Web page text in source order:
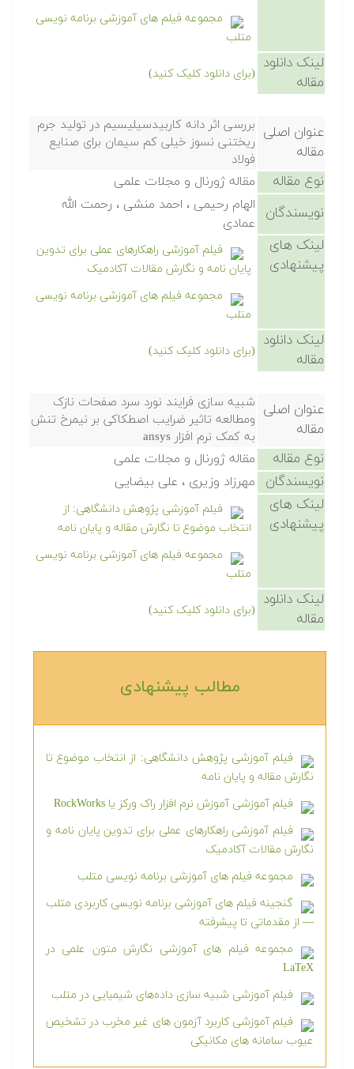
مجموعه فیلم های آموزشی برنامه نویسی
متلب
لینک دانلود
مقاله
(برای دانلود کلیک کنید)
عنوان اصلی
مقاله
بررسی اثر دانه کاربیدسیلیسیم در تولید جرم
ریختنی نسوز خیلی کم سیمان برای صنایع
فولاد
نوع مقاله مقاله ژورنال و مجلات علمی
نویسندگان
الهام رحیمی ، احمد منشی ، رحمت الله
عمادی
لینک های
پیشنهادی
فیلم آموزشی راهکارهای عملی برای تدوین
پایان نامه و نگارش مقالات آکادمیک
مجموعه فیلم های آموزشی برنامه نویسی
متلب
لینک دانلود
مقاله
(برای دانلود کلیک کنید)
عنوان اصلی
مقاله
شبیه سازی فرایند نورد سرد صفحات نازک
ومطالعه تاثیر ضرایب اصطکاکی بر نیمرخ تنش
به کمک نرم افزار ansys
نوع مقاله مقاله ژورنال و مجلات علمی
نویسندگان مهرزاد وزیری ، علی بیضایی
لینک های
پیشنهادی
فیلم آموزشی پژوهش دانشگاهی: از
انتخاب موضوع تا نگارش مقاله و پایان نامه
مجموعه فیلم های آموزشی برنامه نویسی
متلب
لینک دانلود
مقاله
(برای دانلود کلیک کنید)
مطالب پیشنهادی‎
فیلم آموزشی پژوهش دانشگاهی: از انتخاب موضوع تا
نگارش مقاله و پایان نامه
فیلم آموزشی آموزش نرم افزار راک ورکز یا RockWorks
فیلم آموزشی راهکارهای عملی برای تدوین پایان نامه و
نگارش مقالات آکادمیک
مجموعه فیلم های آموزشی برنامه نویسی متلب
گنجینه فیلم های آموزشی برنامه نویسی کاربردی متلب
— از مقدماتی تا پیشرفته
مجموعه فیلم های آموزشی نگارش متون علمی در
LaTeX
فیلم آموزشی شبیه سازی داده‌های شیمیایی در متلب
فیلم آموزشی کاربرد آزمون های غیر مخرب در تشخیص
عیوب سامانه های مکانیکی